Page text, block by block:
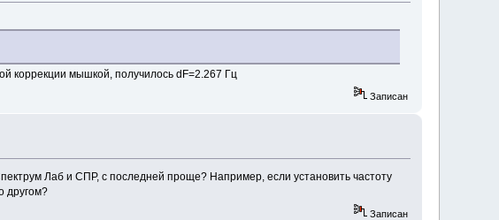
коррекции мышкой, получилось dF=2.267 Гц
Записан
Лаб и СПР, с последней проще? Например, если установить частоту
другом?
Записан